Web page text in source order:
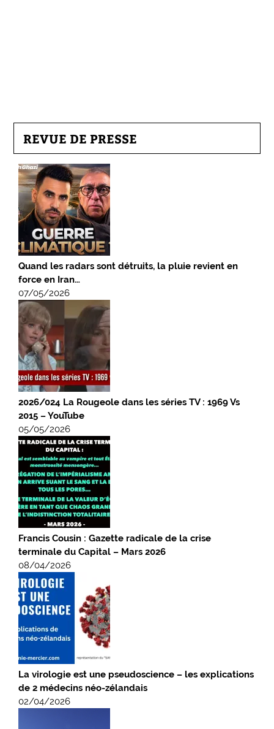
REVUE DE PRESSE
Quand les radars sont détruits, la pluie revient en
force en Iran…
07/05/2026
2026/024 La Rougeole dans les séries TV : 1969 Vs
2015 – YouTube
05/05/2026
Francis Cousin : Gazette radicale de la crise
terminale du Capital – Mars 2026
08/04/2026
La virologie est une pseudoscience – les explications
de 2 médecins néo-zélandais
02/04/2026